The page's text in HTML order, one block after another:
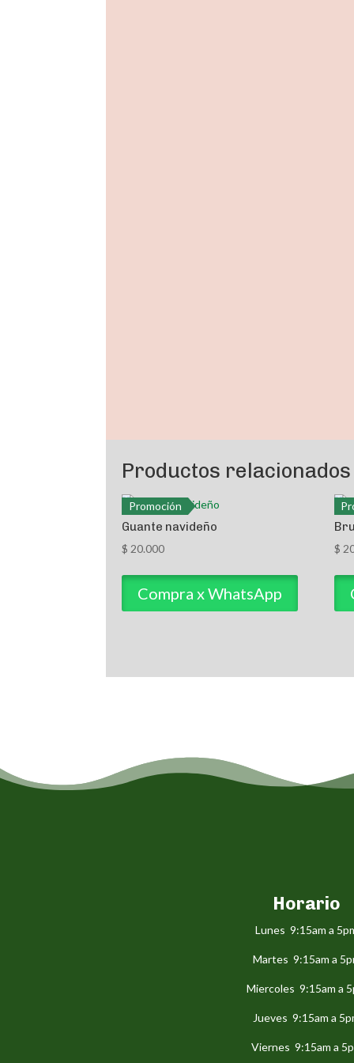
Productos relacionados
Promoción
Guante navideño
$ 20.000
Compra x WhatsApp
$
Horario
Lunes 9:15am a
Martes 9:15am a
Miercoles 9:15am a
Jueves 9:15am a
Viernes 9:15am a